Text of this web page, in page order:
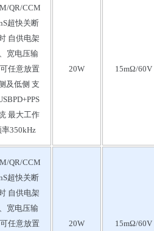
QR/CCM
超快关断
自供电架
宽电压输
任意放置
及低侧 支
最大工作
350kHz
20W 15mΩ/60V
QR/CCM
超快关断
自供电架
宽电压输
任意放置
20W 15mΩ/60V